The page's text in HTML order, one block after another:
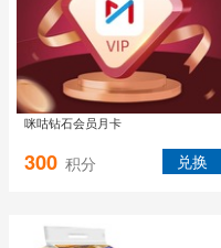
咪咕钻石会员月卡
300 积分 兑换